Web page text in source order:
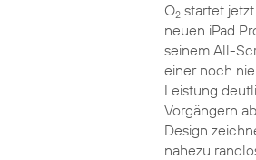
O2startet jetzt
neuen iPad
seinem All-
einer noch
Leistung
Vorgängern
Design
nahezu